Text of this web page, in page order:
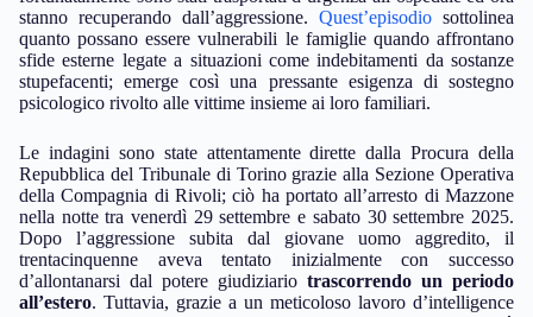
stanno recuperando dall’aggressione. Quest’episodio sottolinea
quanto possano essere vulnerabili le famiglie quando affrontano
sfide esterne legate a situazioni come indebitamenti da sostanze
stupefacenti; emerge così una pressante esigenza di sostegno
psicologico rivolto alle vittime insieme ai loro familiari.
Le indagini sono state attentamente dirette dalla Procura della
Repubblica del Tribunale di Torino grazie alla Sezione Operativa
della Compagnia di Rivoli; ciò ha portato all’arresto di Mazzone
nella notte tra venerdì 29 settembre e sabato 30 settembre 2025.
Dopo l’aggressione subita dal giovane uomo aggredito, il
trentacinquenne aveva tentato inizialmente con successo
d’allontanarsi dal potere giudiziario trascorrendo un periodo
all’estero. Tuttavia, grazie a un meticoloso lavoro d’intelligence